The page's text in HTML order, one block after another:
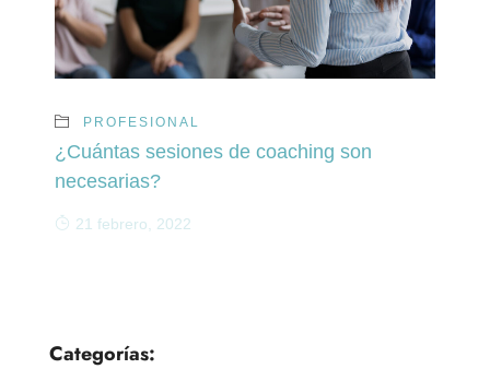
PROFESIONAL
¿Cuántas sesiones de coaching son
necesarias?
21 febrero, 2022
Categorías: